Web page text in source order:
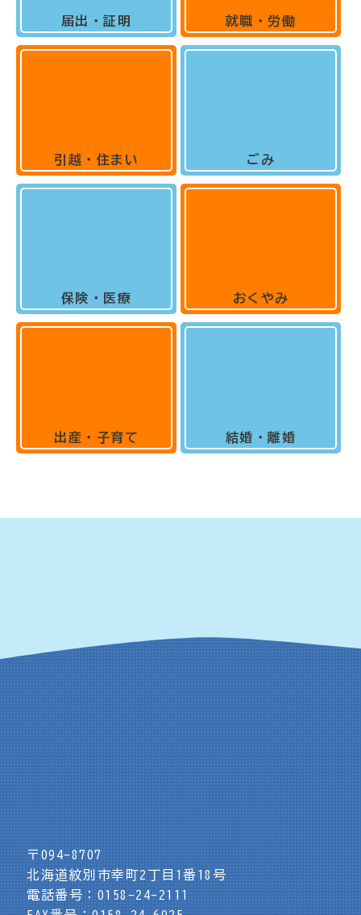
届出・証明
引越・住まい
保険・医療
出産・子育て
就職・労働
ごみ
おくやみ
結婚・離婚
〒094-8707
北海道紋別市幸町2丁目1番18号
電話番号：0158-24-2111